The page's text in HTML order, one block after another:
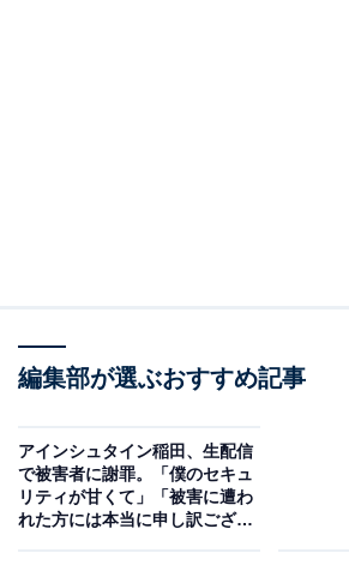
編集部が選ぶおすすめ記事
アインシュタイン稲田、生配信
で被害者に謝罪。「僕のセキュ
リティが甘くて」「被害に遭わ
れた方には本当に申し訳ござい